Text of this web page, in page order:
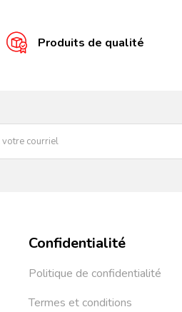
Produits de qualité
Confidentialité
Politique de confidentialité
Termes et conditions